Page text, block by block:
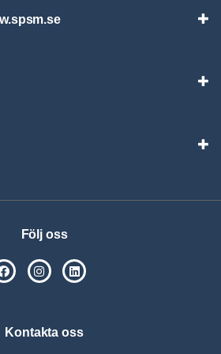
Följ oss
SPSM på Facebook
SPSM på Instagram
Kontakta oss